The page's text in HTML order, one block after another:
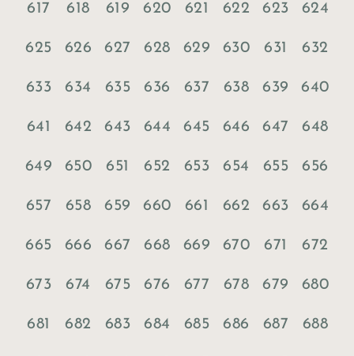
617 618 619 620 621 622 623 624
625 626 627 628 629 630 631 632
633 634 635 636 637 638 639 640
641 642 643 644 645 646 647 648
649 650 651 652 653 654 655 656
657 658 659 660 661 662 663 664
665 666 667 668 669 670 671 672
673 674 675 676 677 678 679 680
681 682 683 684 685 686 687 688